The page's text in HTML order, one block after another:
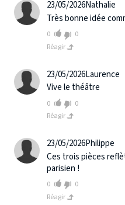
23/05/2026Nathalie
Très bonne idée
0
0
Réagir
23/05/2026Laurence
Vive le théâtre
0
0
Réagir
23/05/2026Philippe
Ces trois pièces
parisien !
0
0
Réagir